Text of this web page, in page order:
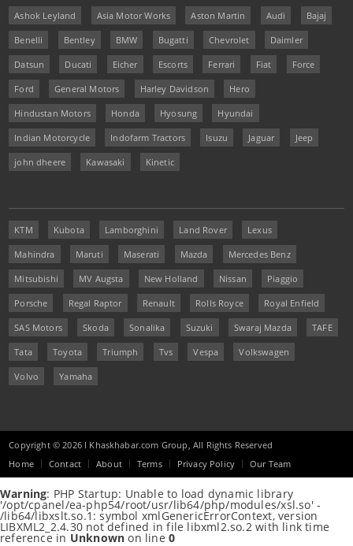
Ashok Leyland Asia Motor Works Aston Martin Audi Bajaj
Benelli Bentley BMW Bugatti Chevrolet Daimler
Datsun Ducati Eicher Escorts Ferrari Fiat Force
Ford General Motors Harley Davidson Hero
Hindustan Motors Honda Hyosung Hyundai
Indian Motorcycle Indofarm Tractors Isuzu Jaguar Jeep
john dheere Kawasaki Kinetic
KTM Kubota Lamborghini Land Rover Lexus
Mahindra Maruti Maserati Mazda Mercedes Benz
Mitsubishi MV Augsta New Holland Nissan Piaggio
Porsche Regal Raptor Renault Rolls Royce Royal Enfield
SAS Motors Skoda Sonalika Suzuki Swaraj Mazda TAFE
Tata Toyota Triumph Tvs Vespa Volkswagen
Volvo Yamaha
Copyright © 2026 I Khaskhabar.com Group, All Rights Reserved
Home
Contact About Terms Privacy Policy Our Team
Warning: PHP Startup: Unable to load dynamic library
'/opt/cpanel/ea-php54/root/usr/lib64/php/modules/xsl.so' -
/lib64/libxslt.so.1: symbol xmlGenericErrorContext, version
LIBXML2_2.4.30 not defined in file libxml2.so.2 with link time
reference in Unknown on line0